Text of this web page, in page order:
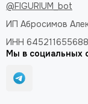
@FIGURIUM_bot
ИП Абросимов
ИНН 645211655688
Мы в социальных